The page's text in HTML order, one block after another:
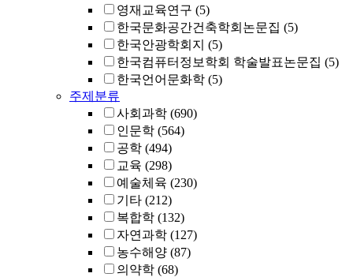
영재교육연구 (5)
한국문화공간건축학회논문집 (5)
한국안광학회지 (5)
한국컴퓨터정보학회 학술발표논문집 (5)
한국언어문화학 (5)
주제분류
사회과학 (690)
인문학 (564)
공학 (494)
교육 (298)
예술체육 (230)
기타 (212)
복합학 (132)
자연과학 (127)
농수해양 (87)
의약학 (68)